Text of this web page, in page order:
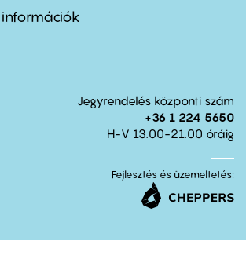
Jegyrendelés központi szám
+36 1 224 5650
H-V 13.00-21.00 óráig
Fejlesztés és üzemeltetés: